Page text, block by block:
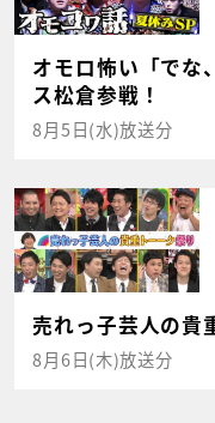
オモロ怖い「でな
ス松倉参戦！
8月5日(水)放送分
売れっ子芸人の貴
8月6日(木)放送分